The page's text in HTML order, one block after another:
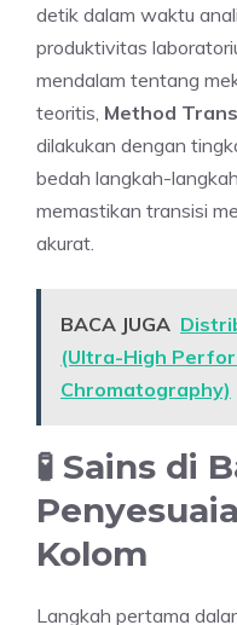
detik dalam waktu
produktivitas
mendalam tentang
teoritis, Method
dilakukan dengan
bedah langkah-
memastikan transisi
akurat.
BACA JUGA
(Ultra-High
Chromatography)
🧪 Sains di
Kolom
Langkah pertama